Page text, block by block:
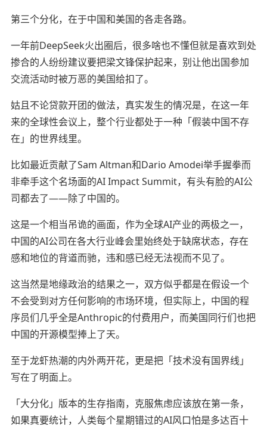
第三个分化，在于中国和美国的各走各路。
一年前DeepSeek火出圈后，很多啥也不懂但就是喜欢到处
掺合的人纷纷建议要把梁文锋保护起来，别让他出国参加
交流活动时被万恶的美国给扣了。
姑且不论贷款开团的做法，真实发生的情况是，在这一年
来的全球性会议上，整个行业都处于一种「假装中国不存
在」的世界线里。
比如最近贡献了Sam Altman和Dario Amodei举手握拳而
非牵手这个名场面的AI Impact Summit，有头有脸的AI公
司都去了——除了中国的。
这是一个相当吊诡的画面，作为全球AI产业的两极之一，
中国的AI公司在各大行业峰会里始终处于缺席状态，存在
感和地位的背道而驰，违和感已经无法视而不见了。
这当然是地缘政治的结果之一，双方似乎都是在假设一个
不会受到对方任何影响的市场环境，但实际上，中国的程
序员们几乎全是Anthropic的付费用户，而美国同行们也把
中国的开源模型捧上了天。
至于龙虾热潮的内外两开花，更是把「技术没有国界线」
写在了明面上。
「大分化」版本的生存指南，克服焦虑应该放在第一条，
如果真要统计，人类每个星期错过的AI风口怕是多达百十